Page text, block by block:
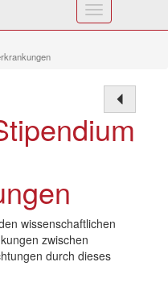
Toggle
navigation
wissenschaftlichen
zwischen
durch dieses